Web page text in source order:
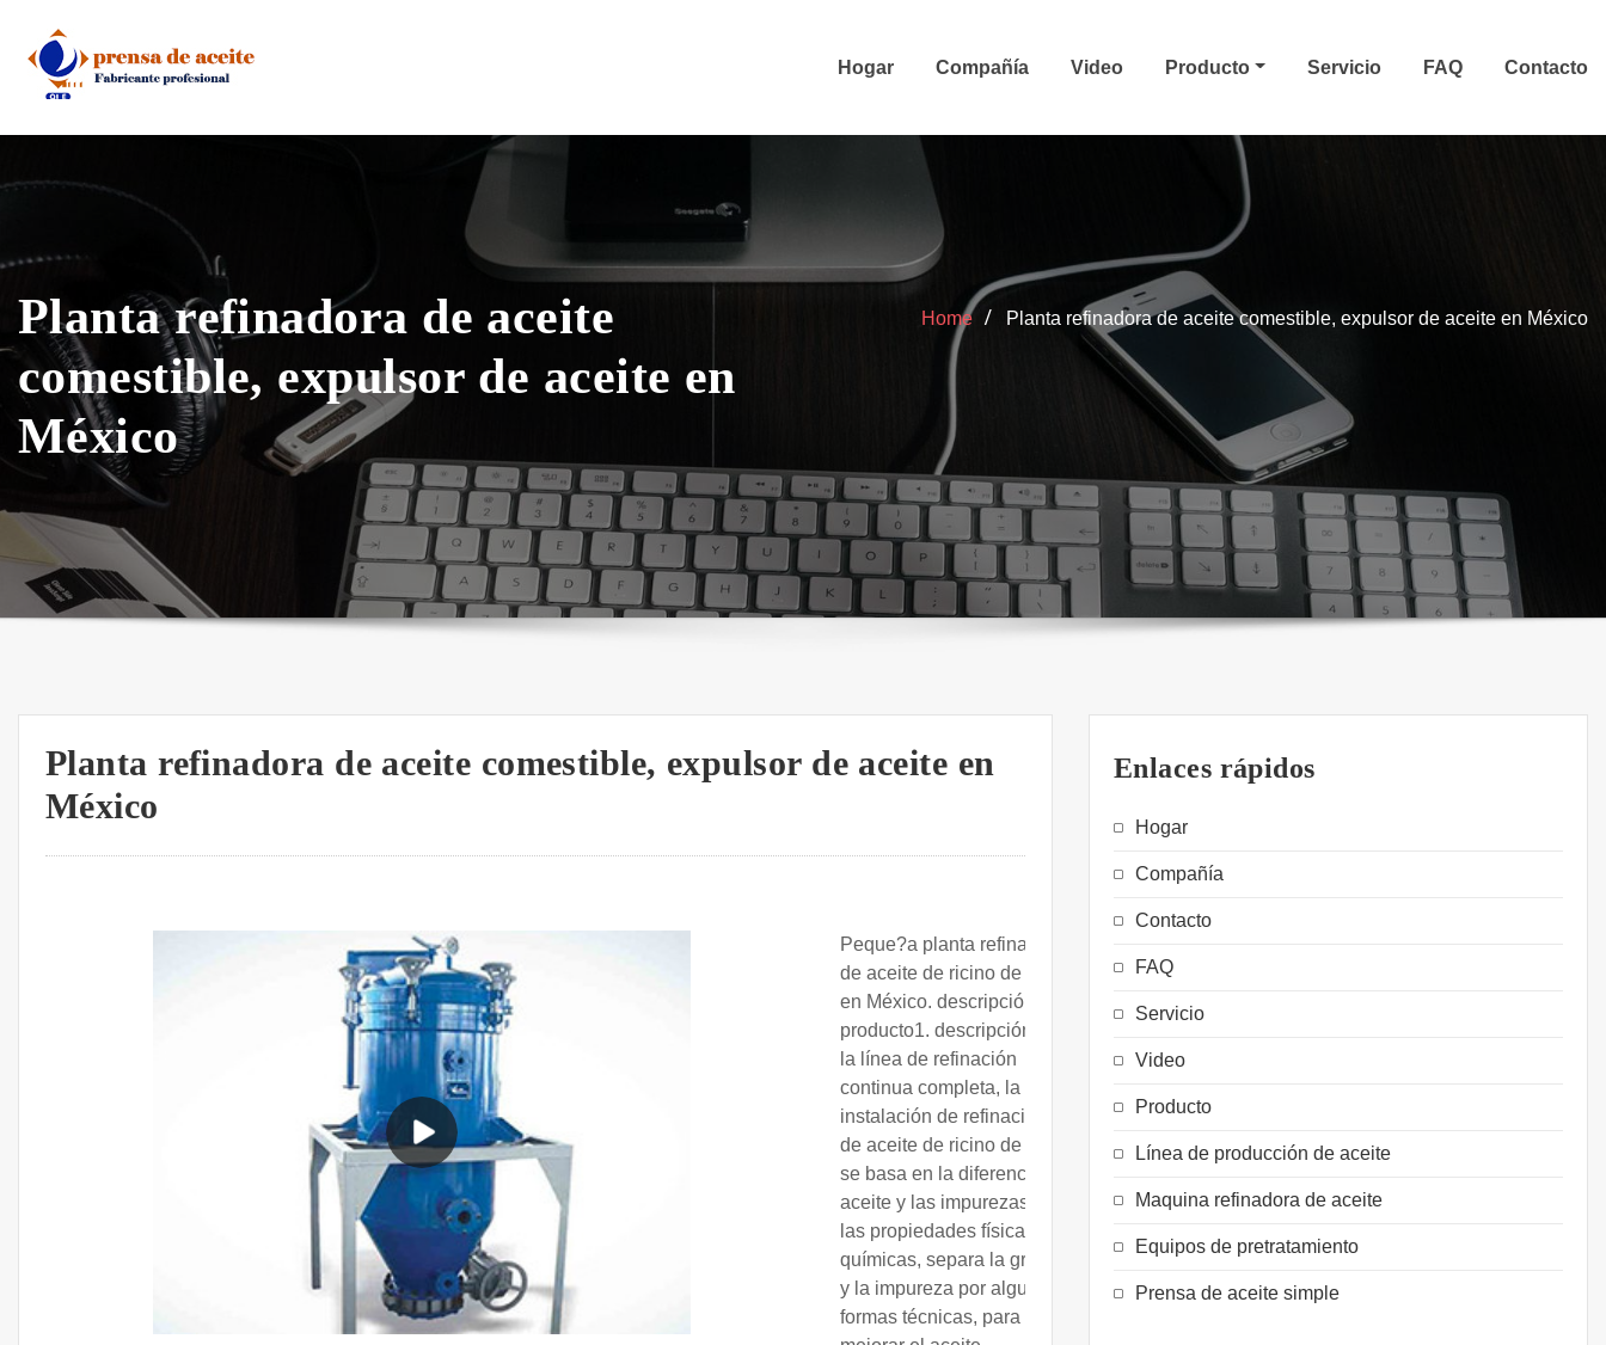
content
Hogar Compañía Video Producto Servicio FAQ Contacto
Planta refinadora de aceite
comestible, expulsor de aceite en
México
Home Planta refinadora de aceite comestible, expulsor de aceite en México
Planta refinadora de aceite comestible, expulsor de aceite en
México
Peque?a planta refinadora
de aceite de ricino de 1tpd
en México. descripción del
producto1. descripción de
la línea de refinación
continua completa, la
instalación de refinación
de aceite de ricino de 1tpd
se basa en la diferencia de
aceite y las impurezas en
las propiedades físicas y
químicas, separa la grasa
y la impureza por algunas
formas técnicas, para
Enlaces rápidos
Hogar
Compañía
Contacto
FAQ
Servicio
Video
Producto
Línea de producción de aceite
Maquina refinadora de aceite
Equipos de pretratamiento
Prensa de aceite simple